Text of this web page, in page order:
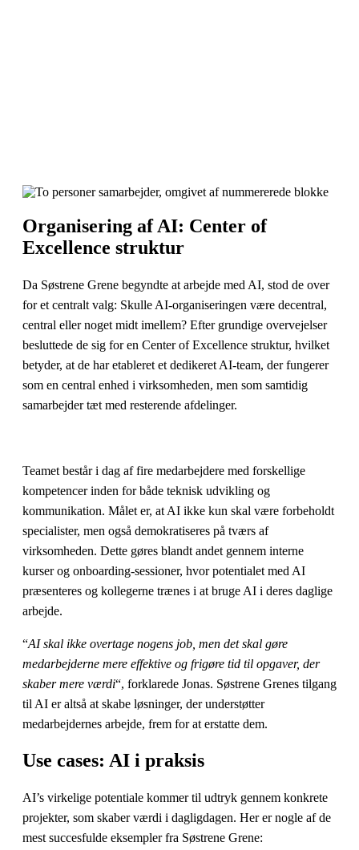
Organisering af AI: Center of
Excellence struktur
Da Søstrene Grene begyndte at arbejde med AI, stod de over
for et centralt valg: Skulle AI-organiseringen være decentral,
central eller noget midt imellem? Efter grundige overvejelser
besluttede de sig for en Center of Excellence struktur, hvilket
betyder, at de har etableret et dedikeret AI-team, der fungerer
som en central enhed i virksomheden, men som samtidig
samarbejder tæt med resterende afdelinger.
Teamet består i dag af fire medarbejdere med forskellige
kompetencer inden for både teknisk udvikling og
kommunikation. Målet er, at AI ikke kun skal være forbeholdt
specialister, men også demokratiseres på tværs af
virksomheden. Dette gøres blandt andet gennem interne
kurser og onboarding-sessioner, hvor potentialet med AI
præsenteres og kollegerne trænes i at bruge AI i deres daglige
arbejde.
“AI skal ikke overtage nogens job, men det skal gøre
medarbejderne mere effektive og frigøre tid til opgaver, der
skaber mere værdi“, forklarede Jonas. Søstrene Grenes tilgang
til AI er altså at skabe løsninger, der understøtter
medarbejdernes arbejde, frem for at erstatte dem.
Use cases: AI i praksis
AI’s virkelige potentiale kommer til udtryk gennem konkrete
projekter, som skaber værdi i dagligdagen. Her er nogle af de
mest succesfulde eksempler fra Søstrene Grene: